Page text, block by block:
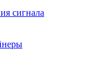
сигнала